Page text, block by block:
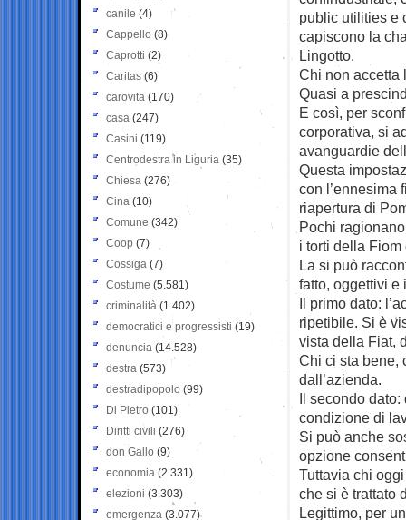
public utilities e
capiscono la
Lingotto.
Chi non accetta
Quasi a
E così, per
corporativa, si
avanguardie
Questa
con l’ennesima
riapertura di
Pochi
i torti della
La si può
fatto, oggettivi e
Il primo dato:
ripetibile. Si è
vista della Fiat,
Chi ci sta bene,
dall’azienda.
Il secondo
condizione di
Si può anche
opzione
Tuttavia chi
che si è trattato
Legittimo, per
canile (4)
Cappello (8)
Caprotti (2)
Caritas (6)
carovita (170)
casa (247)
Casini (119)
Centrodestra in Liguria (35)
Chiesa (276)
Cina (10)
Comune (342)
Coop (7)
Cossiga (7)
Costume (5.581)
criminalità (1.402)
democratici e progressisti (19)
denuncia (14.528)
destra (573)
destradipopolo (99)
Di Pietro (101)
Diritti civili (276)
don Gallo (9)
economia (2.331)
elezioni (3.303)
emergenza (3.077)